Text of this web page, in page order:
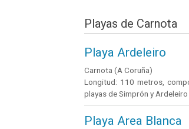
Playas de Carnota
Playa Ardeleiro
Carnota (A Coruña)
Longitud: 110 metros,
playas de Simprón y
Playa Area Blanca